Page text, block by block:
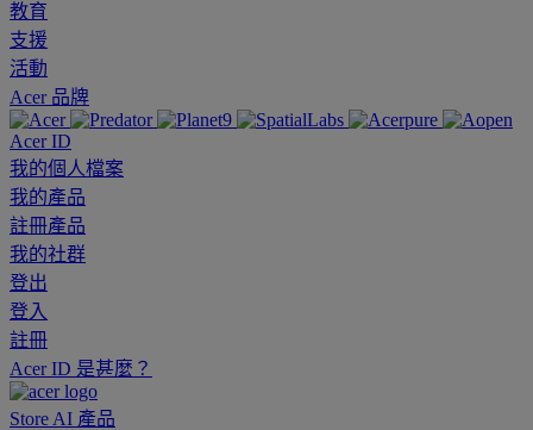
教育
支援
活動
Acer 品牌
Acer ID
我的個人檔案
我的產品
註冊產品
我的社群
登出
登入
註冊
Acer ID 是甚麼？
Store AI 產品